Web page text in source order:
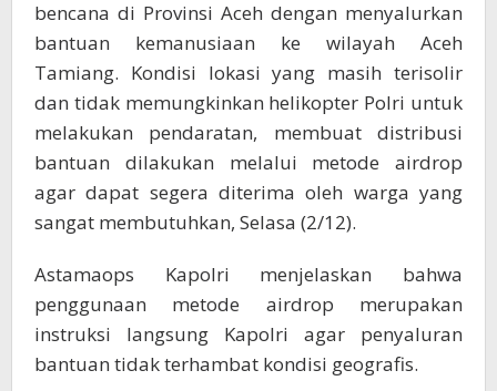
bencana di Provinsi Aceh dengan menyalurkan
bantuan kemanusiaan ke wilayah Aceh
Tamiang. Kondisi lokasi yang masih terisolir
dan tidak memungkinkan helikopter Polri untuk
melakukan pendaratan, membuat distribusi
bantuan dilakukan melalui metode airdrop
agar dapat segera diterima oleh warga yang
sangat membutuhkan, Selasa (2/12).
Astamaops Kapolri menjelaskan bahwa
penggunaan metode airdrop merupakan
instruksi langsung Kapolri agar penyaluran
bantuan tidak terhambat kondisi geografis.